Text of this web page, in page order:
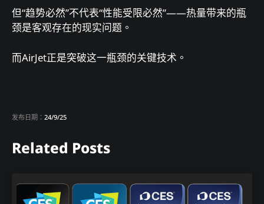
但“趋势必然”不代表“性能受限必然”——热量带来的瓶
颈是客观存在的现实问题。
而AirJet正是突破这一瓶颈的关键技术。
发布日期： 24/9/25
Related Posts